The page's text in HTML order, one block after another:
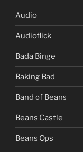
Audio
Audioflick
Bada Binge
Baking Bad
Band of Beans
Beans Castle
Beans Ops